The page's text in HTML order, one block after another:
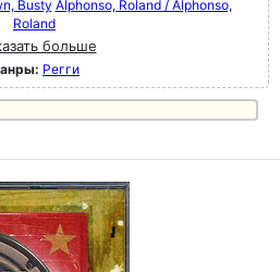
Busty Alphonso, Roland / Alphonso,
Roland
больше
Регги